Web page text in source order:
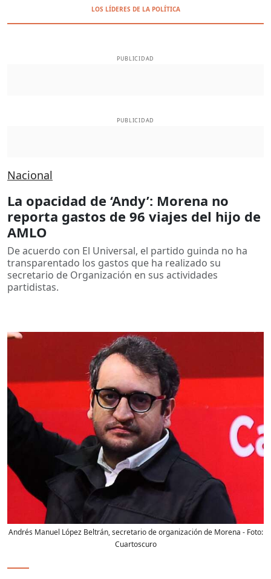
LOS LÍDERES DE LA POLÍTICA
PUBLICIDAD
PUBLICIDAD
Nacional
La opacidad de ‘Andy’: Morena no
reporta gastos de 96 viajes del hijo de
AMLO
De acuerdo con El Universal, el partido guinda no ha
transparentado los gastos que ha realizado su
secretario de Organización en sus actividades
partidistas.
Andrés Manuel López Beltrán, secretario de organización de Morena - Foto:
Cuartoscuro